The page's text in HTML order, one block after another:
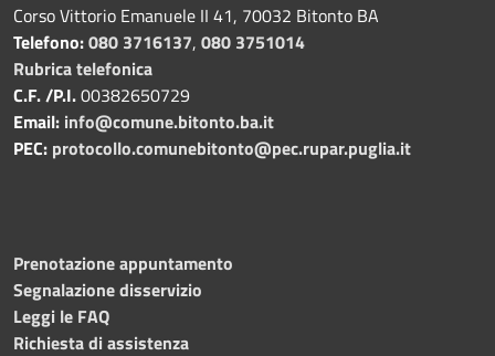
Corso Vittorio Emanuele II 41, 70032 Bitonto BA
Telefono:080 3716137, 080 3751014
Rubrica telefonica
C.F. /P.I.00382650729
Email: info@comune.bitonto.ba.it
PEC: protocollo.comunebitonto@pec.rupar.puglia.it
Prenotazione appuntamento
Segnalazione disservizio
Leggi le FAQ
Richiesta di assistenza